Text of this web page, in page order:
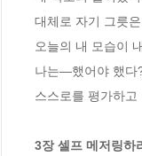
대체로 자기 그릇
오늘의 내 모습이
나는―했어야 했다
스스로를 평가하고
3장 셀프 메저링하